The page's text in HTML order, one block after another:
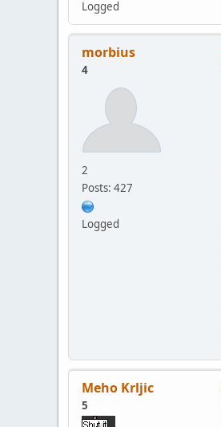
Logged
morbius
4
2
Posts: 427
Logged
Meho Krljic
5